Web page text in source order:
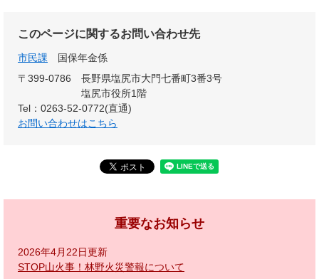
このページに関するお問い合わせ先
市民課
国保年金係
〒399-0786
長野県塩尻市大門七番町3番3号
塩尻市役所1階
Tel：0263-52-0772(直通)
お問い合わせはこちら
重要なお知らせ
2026年4月22日更新
STOP山火事！林野火災警報について